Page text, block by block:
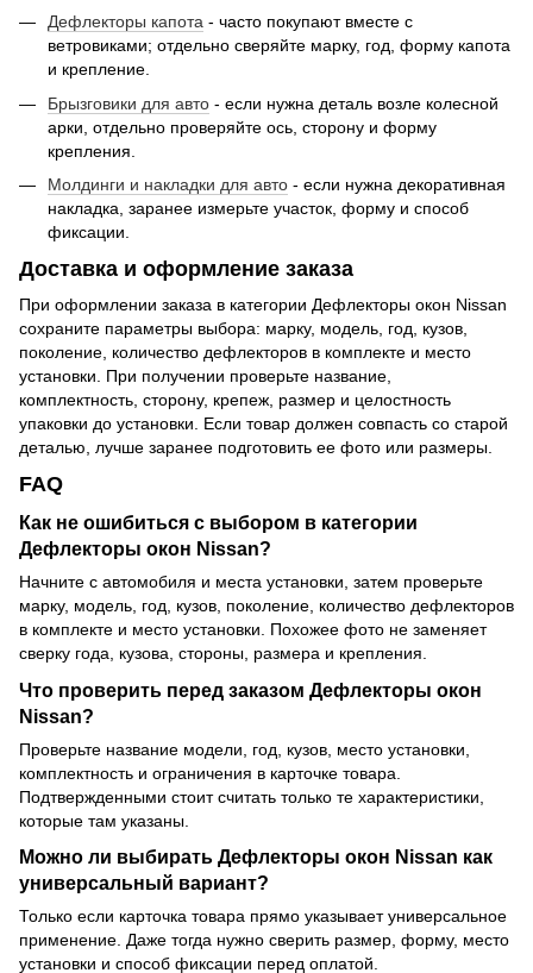
Дефлекторы капота - часто покупают вместе с
ветровиками; отдельно сверяйте марку, год, форму капота
и крепление.
Брызговики для авто - если нужна деталь возле колесной
арки, отдельно проверяйте ось, сторону и форму
крепления.
Молдинги и накладки для авто - если нужна декоративная
накладка, заранее измерьте участок, форму и способ
фиксации.
Доставка и оформление заказа
При оформлении заказа в категории Дефлекторы окон Nissan
сохраните параметры выбора: марку, модель, год, кузов,
поколение, количество дефлекторов в комплекте и место
установки. При получении проверьте название,
комплектность, сторону, крепеж, размер и целостность
упаковки до установки. Если товар должен совпасть со старой
деталью, лучше заранее подготовить ее фото или размеры.
FAQ
Как не ошибиться с выбором в категории
Дефлекторы окон Nissan?
Начните с автомобиля и места установки, затем проверьте
марку, модель, год, кузов, поколение, количество дефлекторов
в комплекте и место установки. Похожее фото не заменяет
сверку года, кузова, стороны, размера и крепления.
Что проверить перед заказом Дефлекторы окон
Nissan?
Проверьте название модели, год, кузов, место установки,
комплектность и ограничения в карточке товара.
Подтвержденными стоит считать только те характеристики,
которые там указаны.
Можно ли выбирать Дефлекторы окон Nissan как
универсальный вариант?
Только если карточка товара прямо указывает универсальное
применение. Даже тогда нужно сверить размер, форму, место
установки и способ фиксации перед оплатой.